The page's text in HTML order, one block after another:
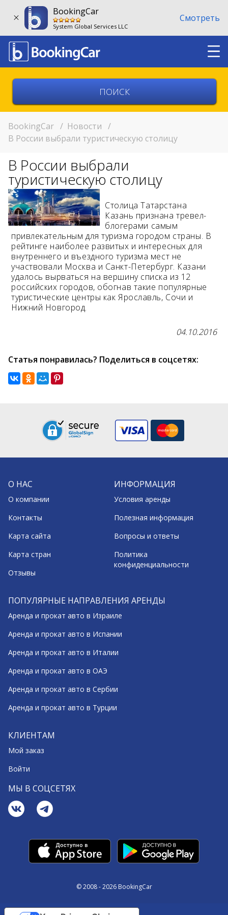
BookingCar
System Global Services LLC
Смотреть
Выберите город
Возврат в другом месте?
11:00
Возраст 25-70 лет?
Купон/промо
BookingCar / Новости /
В России выбрали туристическую столицу
В России выбрали
туристическую столицу
Столица Татарстана
Казань признана тревел-
блогерами самым
привлекательным для туризма городом страны. В
рейтинге наиболее развитых и интересных для
внутреннего и въездного туризма мест не
участвовали Москва и Санкт-Петербург. Казани
удалось вырваться на вершину списка из 12
российских городов, обогнав такие популярные
туристические центры как Ярославль, Сочи и
Нижний Новгород.
04.10.2016
Статья понравилась? Поделиться в соцсетях:
О НАС
О компании
Контакты
Карта сайта
Карта стран
Отзывы
ИНФОРМАЦИЯ
Условия аренды
Полезная информация
Вопросы и ответы
Политика
конфиденциальности
ПОПУЛЯРНЫЕ НАПРАВЛЕНИЯ АРЕНДЫ
Аренда и прокат авто в Израиле
Аренда и прокат авто в Испании
Аренда и прокат авто в Италии
Аренда и прокат авто в ОАЭ
Аренда и прокат авто в Сербии
Аренда и прокат авто в Турции
КЛИЕНТАМ
Мой заказ
Войти
МЫ В СОЦСЕТЯХ
© 2008 - 2026 BookingCar